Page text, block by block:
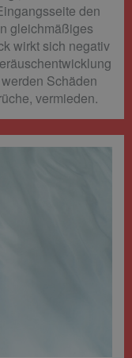
den
gleichmäßiges
wirkt sich negativ
Schäden
vermieden.